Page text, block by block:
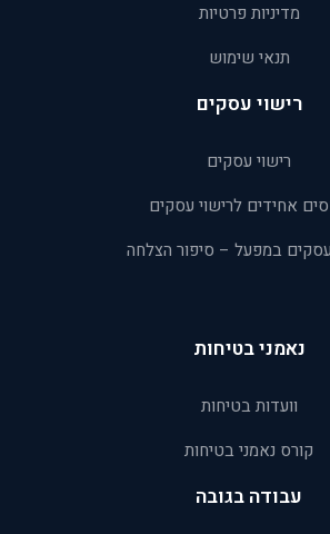
מדיניות פרטיות
תנאי שימוש
רישוי עסקים
רישוי עסקים
אחידים לרישוי עסקים
עסקים במפעל – סיפור הצלחה
נאמני בטיחות
וועדות בטיחות
קורס נאמני בטיחות
עבודה בגובה